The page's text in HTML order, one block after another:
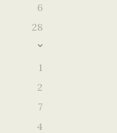
6
28
1
2
7
4